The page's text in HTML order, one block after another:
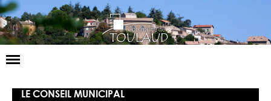
Basculer
LA MAIRIE
LE CONSEIL MUNICIPAL